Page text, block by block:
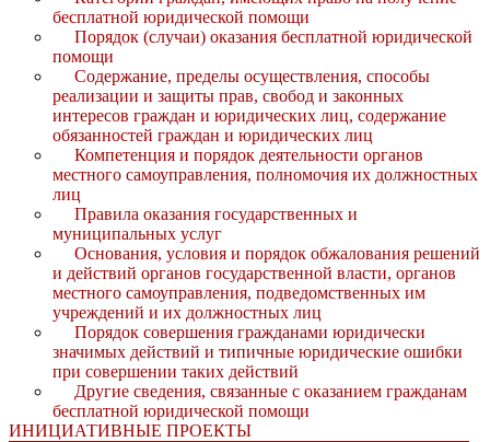
бесплатной юридической помощи
Порядок (случаи) оказания бесплатной юридической
помощи
Содержание, пределы осуществления, способы
реализации и защиты прав, свобод и законных
интересов граждан и юридических лиц, содержание
обязанностей граждан и юридических лиц
Компетенция и порядок деятельности органов
местного самоуправления, полномочия их должностных
лиц
Правила оказания государственных и
муниципальных услуг
Основания, условия и порядок обжалования решений
и действий органов государственной власти, органов
местного самоуправления, подведомственных им
учреждений и их должностных лиц
Порядок совершения гражданами юридически
значимых действий и типичные юридические ошибки
при совершении таких действий
Другие сведения, связанные с оказанием гражданам
бесплатной юридической помощи
ИНИЦИАТИВНЫЕ ПРОЕКТЫ